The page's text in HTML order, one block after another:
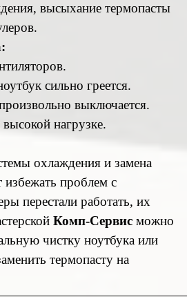
высыхание термопасты
сильно греется.
выключается.
нагрузке.
охлаждения и замена
проблем с
перестали работать, их
Комп-Сервис можно
чистку ноутбука или
термопасту на